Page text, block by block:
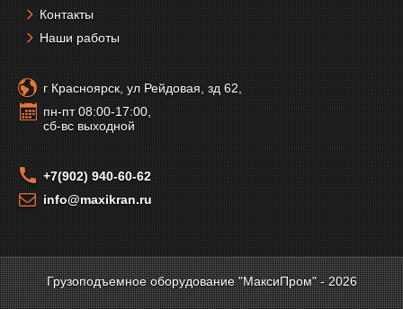
Контакты
Наши работы
г Красноярск, ул Рейдовая, зд 62,
пн-пт 08:00-17:00,
сб-вс выходной
+7(902) 940-60-62
info@maxikran.ru
Грузоподъемное оборудование "МаксиПром" - 2026